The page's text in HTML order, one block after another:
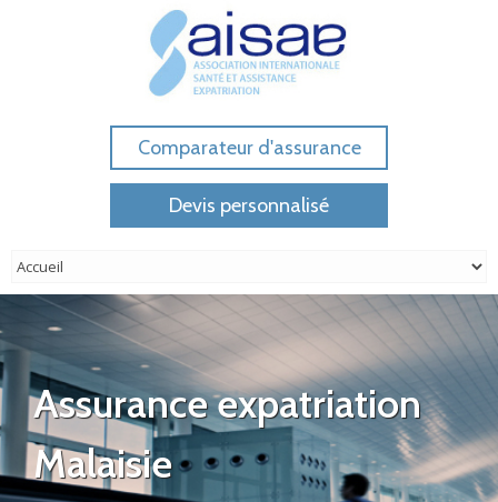
Comparateur d'assurance
Devis personnalisé
Assurance expatriation
Malaisie